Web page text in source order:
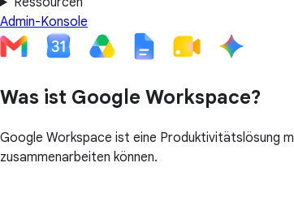
Admin-Konsole
Was ist Google Workspace?
Google Workspace ist eine Produktivitätslösung
zusammenarbeiten können.